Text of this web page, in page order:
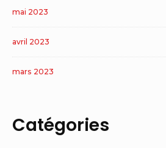
mai 2023
avril 2023
mars 2023
Catégories